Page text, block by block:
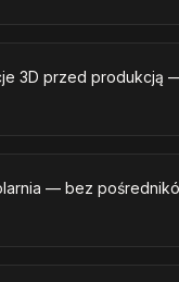
3D przed produkcją
— bez